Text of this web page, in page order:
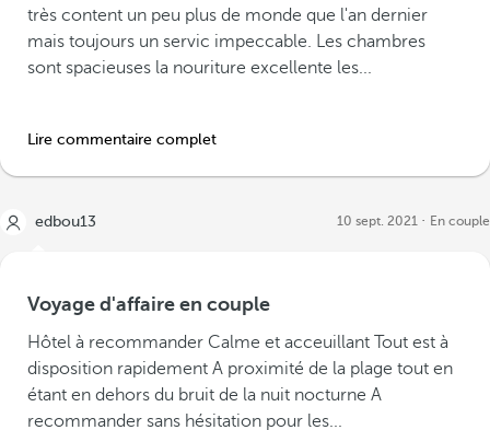
très content un peu plus de monde que l'an dernier
mais toujours un servic impeccable. Les chambres
sont spacieuses la nouriture excellente les...
Lire commentaire complet
edbou13 10 sept. 2021 En couple
Voyage d'affaire en couple
Hôtel à recommander Calme et acceuillant Tout est à
disposition rapidement A proximité de la plage tout en
étant en dehors du bruit de la nuit nocturne A
recommander sans hésitation pour les...